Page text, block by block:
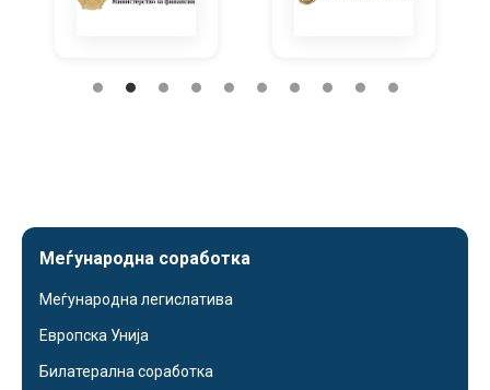
Меѓународна соработка
Меѓународна легислатива
Европска Унија
Билатерална соработка